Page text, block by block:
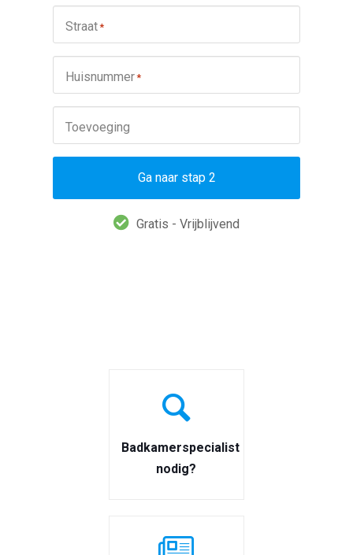
Straat*
Huisnummer*
Toevoeging
Ga naar stap 2
Gratis - Vrijblijvend
Badkamerspecialist
nodig?